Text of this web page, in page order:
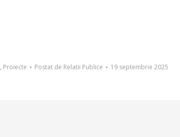
, Proiecte Postat de Relatii Publice 19 septembrie 2025